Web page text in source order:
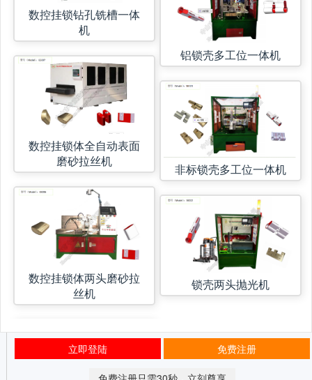
数控挂锁钻孔铣槽一体
机
数控挂锁体全自动表面
磨砂拉丝机
数控挂锁体两头磨砂拉
丝机
铝锁壳多工位一体机
非标锁壳多工位一体机
锁壳两头抛光机
立即登陆 免费注册